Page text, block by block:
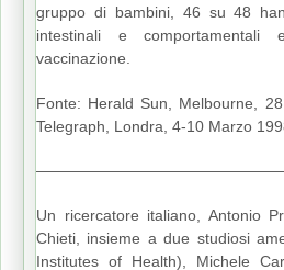
gruppo di bambini, 46 su 48
intestinali e
vaccinazione.
Fonte: Herald Sun, Melbourne,
Telegraph, Londra, 4-10 Marzo
Un ricercatore italiano, Antonio
Chieti, insieme a due studiosi
Institutes of Health), Michele